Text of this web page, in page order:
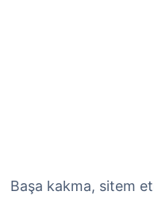
Başa kakma, sitem